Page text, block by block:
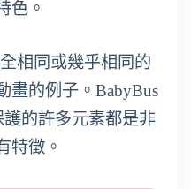
色。
相同或幾乎相同的
畫的例子。BabyBus
的許多元素都是非
特徵。